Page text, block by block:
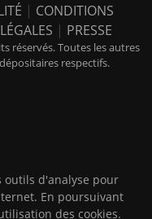
| CONDITIONS
| PRESSE
réservés. Toutes les autres
respectifs.
outils d'analyse pour
En poursuivant
des cookies.